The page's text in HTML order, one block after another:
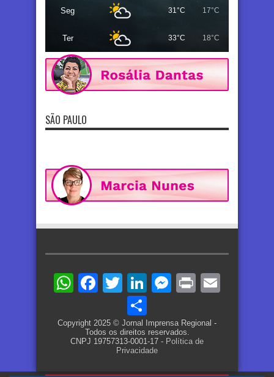
Seg 31°C 17°C
Ter 33°C 18°C
SÃO PAULO
WhatsApp
Facebook
TwitterLinkedIn
Messenger
Print
Copyright 2025 © Jornal Imprensa Regional -
Todos os direitos reservados.
CNPJ 19757313-0001-17 - Política de
Privacidade